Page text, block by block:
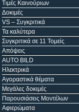
Τιμές Καινούριων
Δοκιμές
VS – Συγκριτικά
Τα καλύτερα
Συγκριτικά σε 11 Τομείς
Απόψεις
AUTO BILD
Ηλεκτρικά
Αγοραστικά θέματα
Μεγάλες δοκιμές
Παρουσιάσεις Μοντέλων
Αφιερώματα